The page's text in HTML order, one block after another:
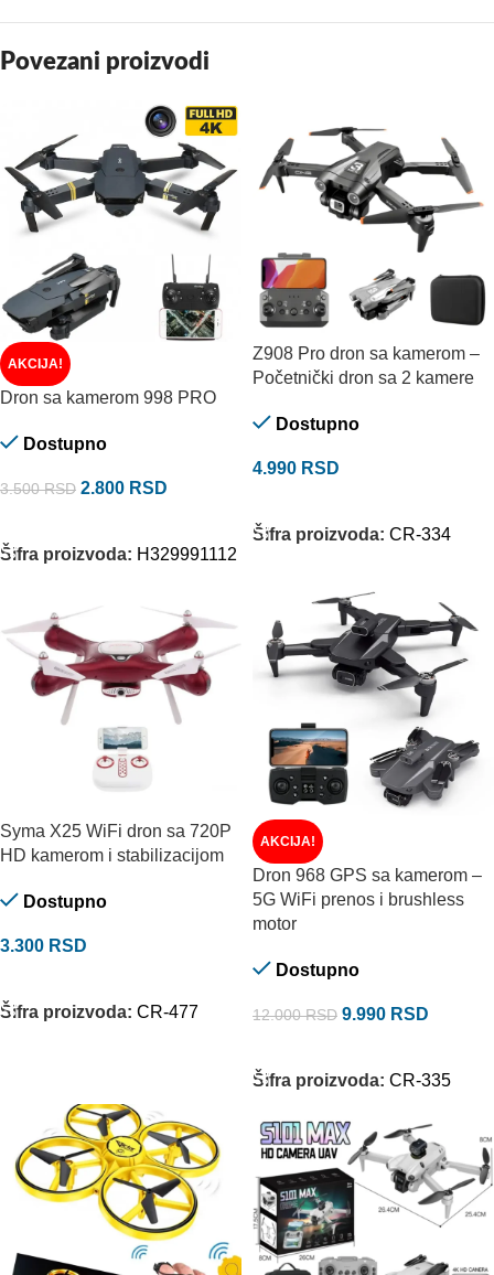
Povezani proizvodi
AKCIJA!
Dron sa kamerom 998 PRO
Dostupno
3.500RSD 2.800 RSD
Šifra proizvoda: H329991112
Z908 Pro dron sa kamerom –
Početnički dron sa 2 kamere
Dostupno
4.990 RSD
Šifra proizvoda: CR-334
Syma X25 WiFi dron sa 720P
HD kamerom i stabilizacijom
Dostupno
3.300 RSD
Šifra proizvoda: CR-477
AKCIJA!
Dron 968 GPS sa kamerom –
5G WiFi prenos i brushless
motor
Dostupno
12.000RSD 9.990 RSD
Šifra proizvoda: CR-335